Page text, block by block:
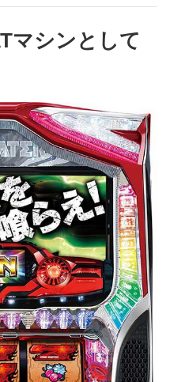
マシンとして